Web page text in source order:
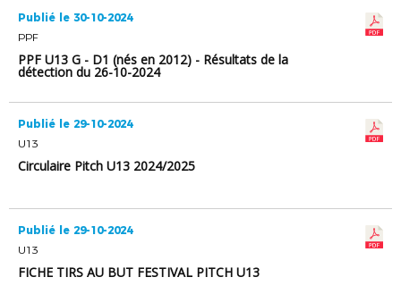
Publié le 30-10-2024
PPF
PPF U13 G - D1 (nés en 2012) - Résultats de la
détection du 26-10-2024
Publié le 29-10-2024
U13
Circulaire Pitch U13 2024/2025
Publié le 29-10-2024
U13
FICHE TIRS AU BUT FESTIVAL PITCH U13